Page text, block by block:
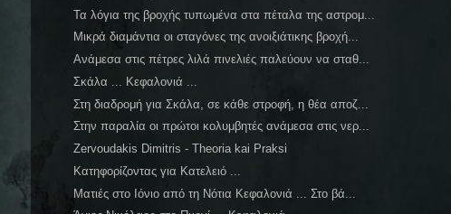
Τα λόγια της βροχής τυπωμένα στα πέταλα της αστρομ...
Μικρά διαμάντια οι σταγόνες της ανοιξιάτικης βροχή...
Ανάμεσα στις πέτρες λιλά πινελιές παλεύουν να σταθ...
Σκάλα ... Κεφαλονιά ...
Στη διαδρομή για Σκάλα, σε κάθε στροφή, η θέα αποζ...
Στην παραλία οι πρώτοι κολυμβητές ανάμεσα στις νερ...
Zervoudakis Dimitris - Theoria kai Praksi
Κατηφορίζοντας για Κατελειό ...
Ματιές στο Ιόνιο από τη Νότια Κεφαλονιά ... Στο βά...